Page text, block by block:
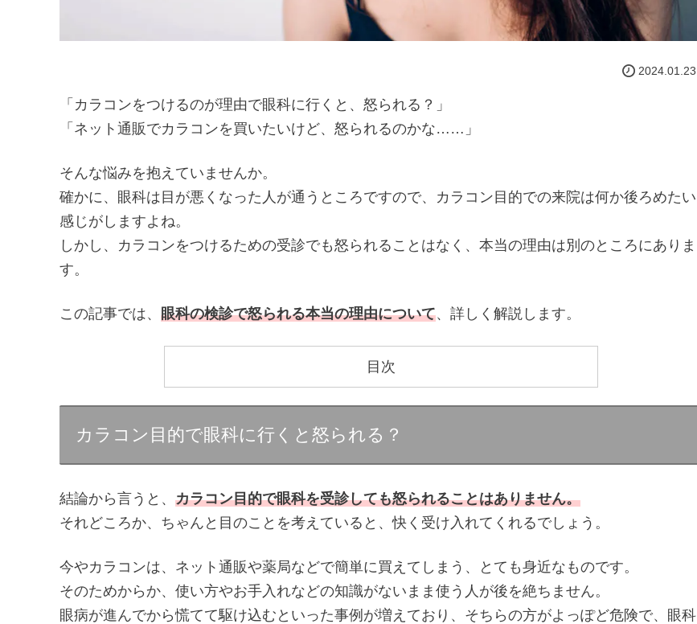
2024.01.23
「カラコンをつけるのが理由で眼科に行くと、怒られる？」
「ネット通販でカラコンを買いたいけど、怒られるのかな……」
そんな悩みを抱えていませんか。
確かに、眼科は目が悪くなった人が通うところですので、カラコン目的での来院は何か後ろめたい
感じがしますよね。
しかし、カラコンをつけるための受診でも怒られることはなく、本当の理由は別のところにありま
す。
この記事では、 眼科の検診で怒られる本当の理由について、詳しく解説します。
目次
カラコン目的で眼科に行くと怒られる？
結論から言うと、 カラコン目的で眼科を受診しても怒られることはありません。
それどころか、ちゃんと目のことを考えていると、快く受け入れてくれるでしょう。
今やカラコンは、ネット通販や薬局などで簡単に買えてしまう、とても身近なものです。
そのためからか、使い方やお手入れなどの知識がないまま使う人が後を絶ちません。
眼病が進んでから慌てて駆け込むといった事例が増えており、そちらの方がよっぽど危険で、眼科